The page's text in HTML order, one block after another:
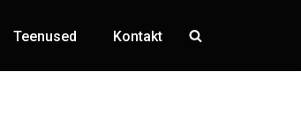
Teenused Kontakt